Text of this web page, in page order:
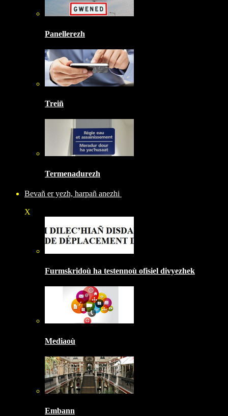
Panellerezh
Treiñ
Termenadurezh
Bevañ er yezh, harpañ anezhi
X
Furmskridoù ha testennoù ofisiel divyezhek
Mediaoù
Embann